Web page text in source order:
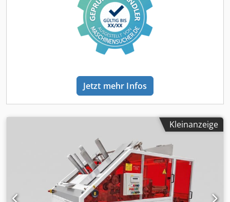
Leistung: Bis zu 70 Packungen/Minute (abhängig von Folie
und Produkteigenschaften) mit MAP. Verpackungsart:
Schlauchbeutel Maschinenausstattung Credpfx Aijzmvw
Nspef Länge Zuführband: Freie Einlegestrecke 3000 mm
Ausstattungsmerkmale ✅ Folienrollenhalter motorisiert
(max. Folienbreite 700mm) ✅ Fotozelle für bedruckte Folie
Etikettierer ❌ Doppelter Filmrollenhalter ✅
Folienrollenhalter motorisiert (max. Folienbreite 700mm) ✅
Packungsvolumen ✅ Funktion Kein Produkt / Kein Beutel ✅
Synchronisation-Signale für Vor- und Nachlaufende Geräte
✅ Gasanalysegerät Dannsensor MAP Check 3 O2 Gassave
Dokumentation & Bedienung Sprache (Dokumentation &
HMI): Deutsch (weitere Sprachen auf Anfrage)
Abmessungen & Gewicht Außenmaße (L × B × H): 6.150 ×
1.180 × 1.960 mm Transportgewicht: 1611 kg (inkl.
Transportverpackung)
Jetzt mehr Infos
Kleinanzeige